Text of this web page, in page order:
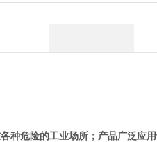
种危险的工业场所；产品广泛应